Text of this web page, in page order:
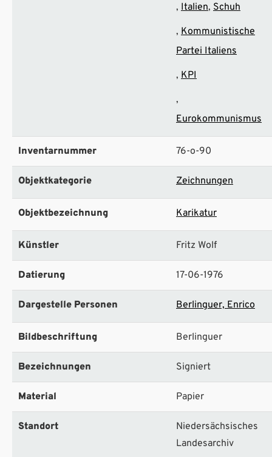
Italien Schuh
Kommunistische
Partei Italiens
KPI
Eurokommunismus
Inventarnummer 76-o-90
Objektkategorie Zeichnungen
Objektbezeichnung Karikatur
Künstler Fritz Wolf
Datierung 17-06-1976
Dargestelle Personen Berlinguer, Enrico
Bildbeschriftung Berlinguer
Bezeichnungen Signiert
Material Papier
Standort
Niedersächsisches
Landesarchiv